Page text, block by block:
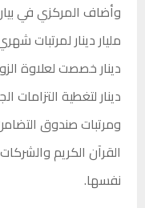
دينار لتغطية
ومرتبات صندوق
القرآن الكريم
نفسها.